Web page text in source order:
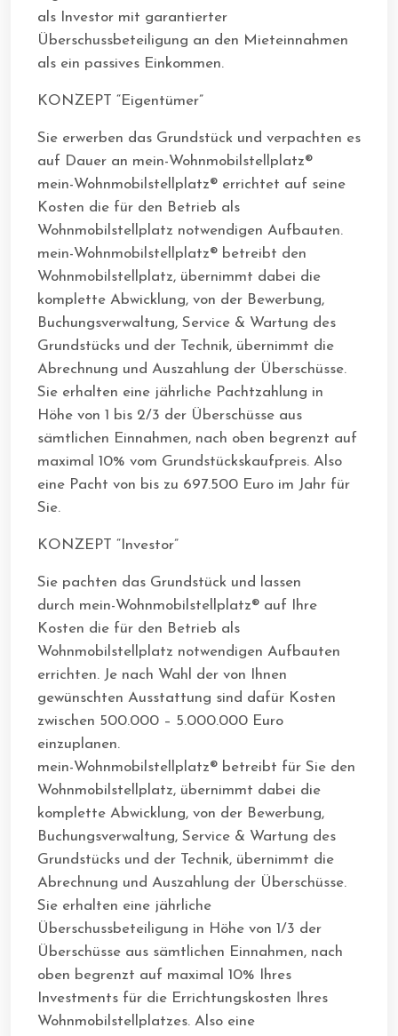
als Investor mit garantierter
Überschussbeteiligung an den Mieteinnahmen
als ein passives Einkommen.
KONZEPT “Eigentümer”
Sie erwerben das Grundstück und verpachten es
auf Dauer an mein-Wohnmobilstellplatz®
mein-Wohnmobilstellplatz® errichtet auf seine
Kosten die für den Betrieb als
Wohnmobilstellplatz notwendigen Aufbauten.
mein-Wohnmobilstellplatz® betreibt den
Wohnmobilstellplatz, übernimmt dabei die
komplette Abwicklung, von der Bewerbung,
Buchungsverwaltung, Service & Wartung des
Grundstücks und der Technik, übernimmt die
Abrechnung und Auszahlung der Überschüsse.
Sie erhalten eine jährliche Pachtzahlung in
Höhe von 1 bis 2/3 der Überschüsse aus
sämtlichen Einnahmen, nach oben begrenzt auf
maximal 10% vom Grundstückskaufpreis. Also
eine Pacht von bis zu 697.500 Euro im Jahr für
Sie.
KONZEPT “Investor”
Sie pachten das Grundstück und lassen
durch mein-Wohnmobilstellplatz® auf Ihre
Kosten die für den Betrieb als
Wohnmobilstellplatz notwendigen Aufbauten
errichten. Je nach Wahl der von Ihnen
gewünschten Ausstattung sind dafür Kosten
zwischen 500.000 – 5.000.000 Euro
einzuplanen.
mein-Wohnmobilstellplatz® betreibt für Sie den
Wohnmobilstellplatz, übernimmt dabei die
komplette Abwicklung, von der Bewerbung,
Buchungsverwaltung, Service & Wartung des
Grundstücks und der Technik, übernimmt die
Abrechnung und Auszahlung der Überschüsse.
Sie erhalten eine jährliche
Überschussbeteiligung in Höhe von 1/3 der
Überschüsse aus sämtlichen Einnahmen, nach
oben begrenzt auf maximal 10% Ihres
Investments für die Errichtungskosten Ihres
Wohnmobilstellplatzes. Also eine